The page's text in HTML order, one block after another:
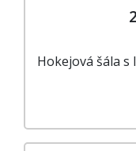
Hokejová šála s